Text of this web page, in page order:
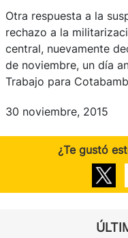
Otra respuesta a la
rechazo a la
central, nuevamente
de noviembre, un día
Trabajo para
30 noviembre, 2015
¿Te gustó